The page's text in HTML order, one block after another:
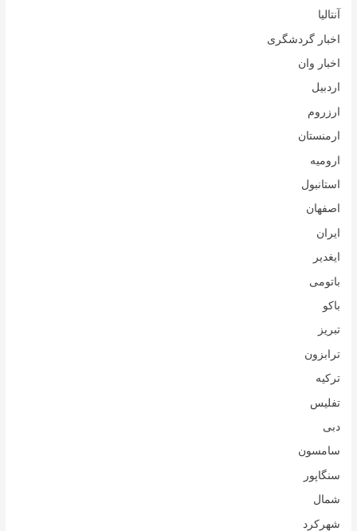
آنتالیا
اخبار گردشگری
اخبار وان
اردبیل
ارزروم
ارمنستان
ارومیه
استانبول
اصفهان
ایران
ایغدیر
باتومی
باکو
تبریز
ترابزون
ترکیه
تفلیس
دبی
سامسون
سنگاپور
شمال
شهرکرد